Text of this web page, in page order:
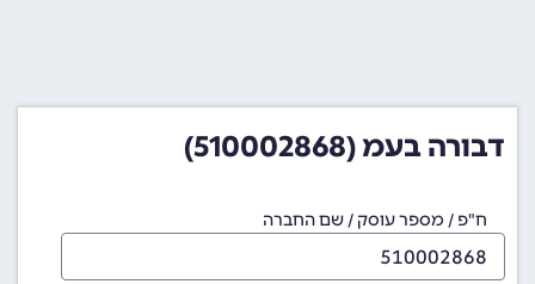
דבורה בעמ (510002868)
ח"פ / מספר עוסק / שם החברה